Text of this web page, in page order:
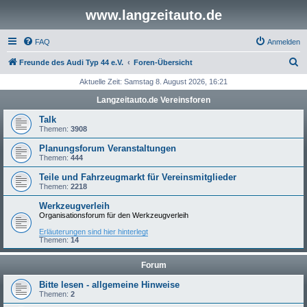
www.langzeitauto.de
FAQ Anmelden
Freunde des Audi Typ 44 e.V. Foren-Übersicht
h
Aktuelle Zeit: Samstag 8. August 2026, 16:21
Langzeitauto.de Vereinsforen
Talk
Themen: 3908
Planungsforum Veranstaltungen
Themen: 444
Teile und Fahrzeugmarkt für Vereinsmitglieder
Themen: 2218
Werkzeugverleih
Organisationsforum für den Werkzeugverleih
Erläuterungen sind hier hinterlegt
Themen: 14
Forum
Bitte lesen - allgemeine Hinweise
Themen: 2